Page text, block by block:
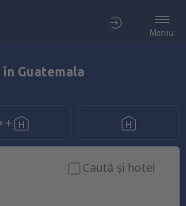
Meniu
în Guatemala
Caută şi hotel